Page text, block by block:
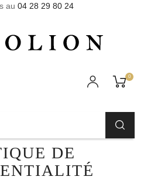
au 04 28 29 80 24
0
DE